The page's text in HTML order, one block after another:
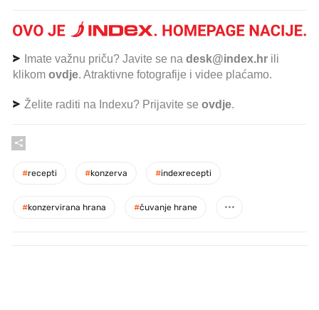
Imate važnu priču? Javite se na desk@index.hr ili
klikom ovdje. Atraktivne fotografije i videe plaćamo.
Želite raditi na Indexu? Prijavite se ovdje.
#recepti #konzerva #indexrecepti
#konzervirana hrana #čuvanje hrane